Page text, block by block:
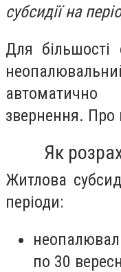
субсидії на
Для більшості
звернення. Про
Як
Житлова
періоди:
по 30